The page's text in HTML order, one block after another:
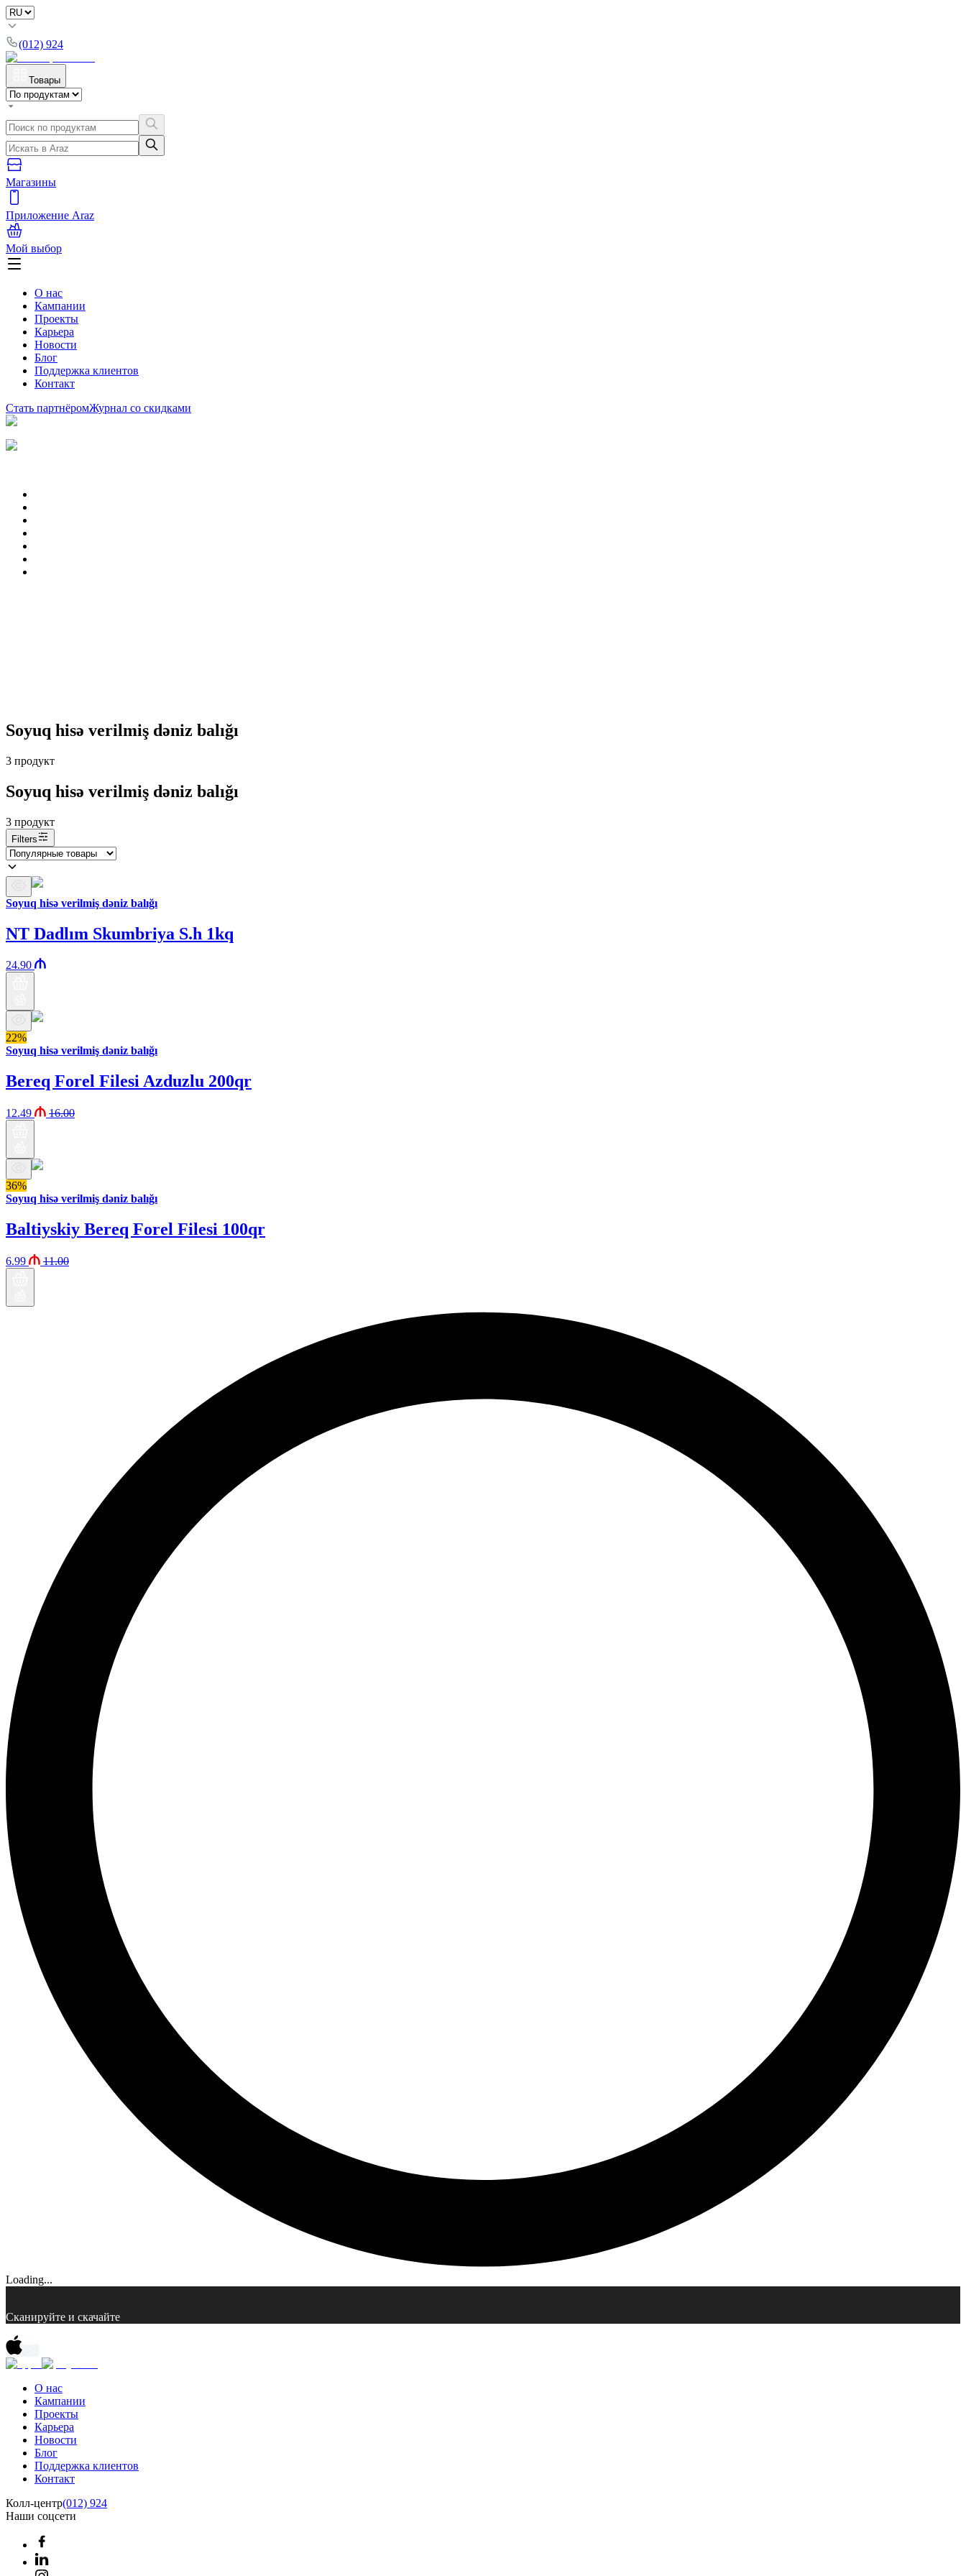
(012) 924
Товары
Магазины
Приложение Araz
Мой выбор
О нас
Кампании
Проекты
Карьера
Новости
Блог
Поддержка клиентов
Контакт
Стать партнёромЖурнал со скидками
Soyuq hisə verilmiş dəniz balığı
3 продукт
Soyuq hisə verilmiş dəniz balığı
3 продукт
Filters
Soyuq hisə verilmiş dəniz balığı
NT Dadlım Skumbriya S.h 1kq
24.90
22%
Soyuq hisə verilmiş dəniz balığı
Bereq Forel Filesi Azduzlu 200qr
12.49 16.00
36%
Soyuq hisə verilmiş dəniz balığı
Baltiyskiy Bereq Forel Filesi 100qr
6.99 11.00
Loading...
Сканируйте и скачайте
О нас
Кампании
Проекты
Карьера
Новости
Блог
Поддержка клиентов
Контакт
Колл-центр(012) 924
Наши соцсети